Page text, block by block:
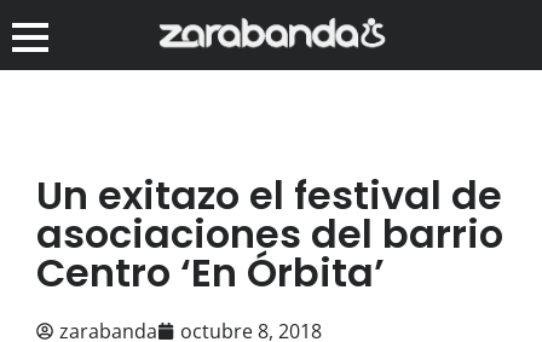
Un exitazo el festival de
asociaciones del barrio
Centro ‘En Órbita’
zarabanda octubre 8, 2018